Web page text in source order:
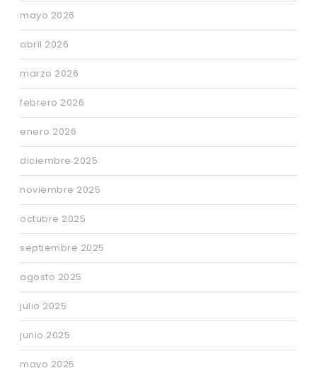
mayo 2026
abril 2026
marzo 2026
febrero 2026
enero 2026
diciembre 2025
noviembre 2025
octubre 2025
septiembre 2025
agosto 2025
julio 2025
junio 2025
mayo 2025